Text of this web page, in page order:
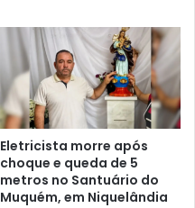
Eletricista morre após
choque e queda de 5
metros no Santuário do
Muquém, em Niquelândia